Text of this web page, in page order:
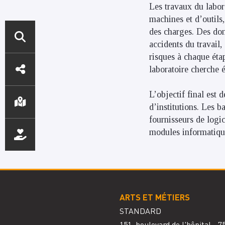
ACCÈS
DIRECTS
Les travaux du
machines et
des charges. Des
accidents du
risques à chaque
laboratoire cherche
L’objectif final est
d’institutions. Les
fournisseurs de
modules
ARTS ET MÉTIERS
STANDARD